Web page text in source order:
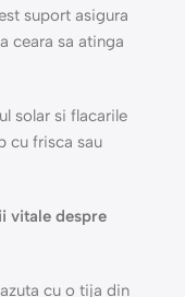
suport asigura
ceara sa atinga
solar si flacarile
cu frisca sau
vitale despre
cu o tija din